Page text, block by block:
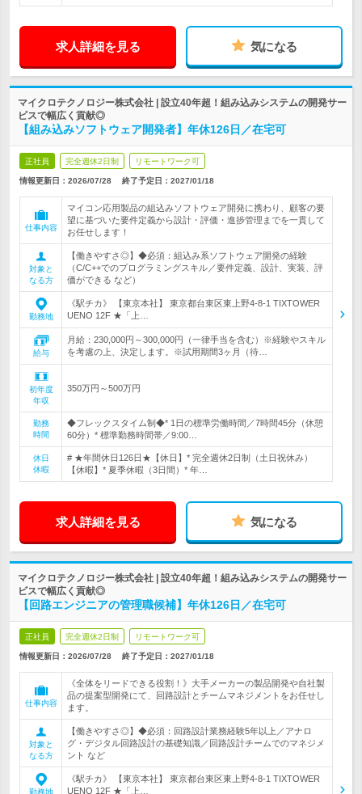
求人詳細を見る 気になる
マイクロテクノロジー株式会社 | 設立40年超！組み込みシステムの開発サー
ビスで幅広く貢献◎
【組み込みソフトウェア開発者】年休126日／在宅可
正社員 完全週休2日制 リモートワーク可
情報更新日：2026/07/28 終了予定日： 2027/01/18
仕事内容
マイコン応用製品の組込みソフトウェア開発に携わり、顧客の要
望に基づいた要件定義から設計・評価・進捗管理までを一貫して
お任せします！
対象と
なる方
【働きやすさ◎】◆必須：組込み系ソフトウェア開発の経験
（C/C++でのプログラミングスキル／要件定義、設計、実装、評
価ができる など）
勤務地
《駅チカ》 【東京本社】 東京都台東区東上野4-8-1 TIXTOWER
UENO 12F ★「上…
給与
月給：230,000円～300,000円（一律手当を含む）※経験やスキル
を考慮の上、決定します。※試用期間3ヶ月（待…
初年度
年収
350万円～500万円
勤務
時間
◆フレックスタイム制◆* 1日の標準労働時間／7時間45分（休憩
60分）* 標準勤務時間帯／9:00…
休日
休暇
# ★年間休日126日★【休日】* 完全週休2日制（土日祝休み）
【休暇】* 夏季休暇（3日間）* 年…
求人詳細を見る 気になる
マイクロテクノロジー株式会社 | 設立40年超！組み込みシステムの開発サー
ビスで幅広く貢献◎
【回路エンジニアの管理職候補】年休126日／在宅可
正社員 完全週休2日制 リモートワーク可
情報更新日：2026/07/28 終了予定日： 2027/01/18
仕事内容
《全体をリードできる役割！》大手メーカーの製品開発や自社製
品の提案型開発にて、回路設計とチームマネジメントをお任せし
ます。
対象と
なる方
【働きやすさ◎】◆必須：回路設計業務経験5年以上／アナロ
グ・デジタル回路設計の基礎知識／回路設計チームでのマネジメ
ント など
勤務地
《駅チカ》 【東京本社】 東京都台東区東上野4-8-1 TIXTOWER
UENO 12F ★「上…